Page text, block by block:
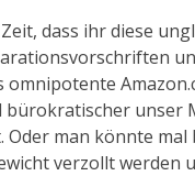
dass ihr diese
unser
Oder man könnte
verzollt werden